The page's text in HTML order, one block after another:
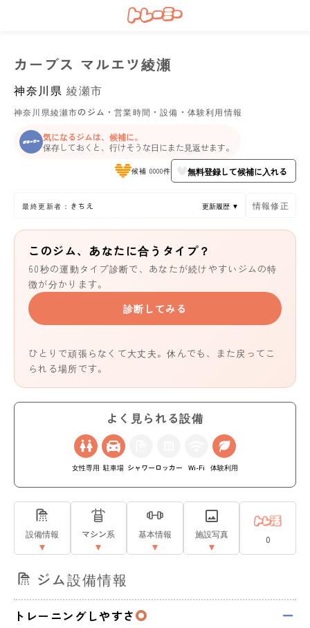
カーブス マルエツ綾瀬
神奈川県 綾瀬市
神奈川県綾瀬市のジム・営業時間・設備・体験利用情報
気になるジムは、候補に。
保存しておくと、行けそうな日にまた見返せます。
候補 0000件 無料登録して候補に入れる
最終更新者：きちえ 更新履歴 ▼ 情報修正
このジム、あなたに合うタイプ？
60秒の運動タイプ診断で、あなたが続けやすいジムの特
徴が分かります。
診断してみる
ひとりで頑張らなくて大丈夫。休んでも、また戻ってこ
られる場所です。
よく見られる設備
女性専用 駐車場 シャワー ロッカー Wi-Fi 体験利用
設備情報 マシン系 基本情報 施設写真 0
ジム設備情報
トレーニングしやすさ